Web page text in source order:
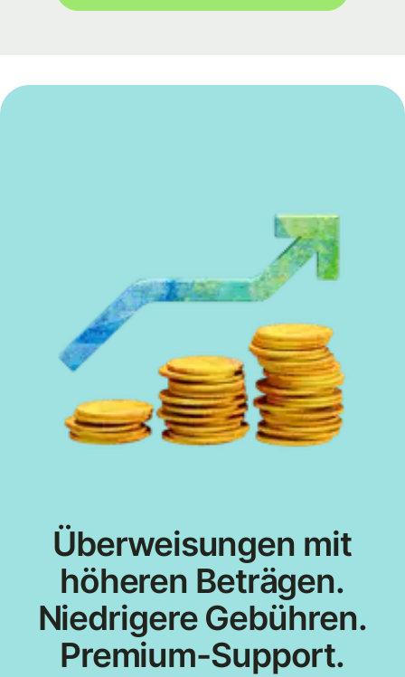
Überweisungen mit
höheren Beträgen.
Niedrigere Gebühren.
Premium-Support.